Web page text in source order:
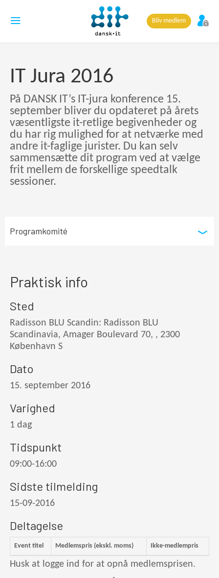
Bliv medlem
IT Jura 2016
På DANSK IT’s IT-jura konference 15.
september bliver du opdateret på årets
væsentligste it-retlige begivenheder og
du har rig mulighed for at netværke med
andre it-faglige jurister. Du kan selv
sammensætte dit program ved at vælge
frit mellem de forskellige speedtalk
sessioner.
Programkomité
Praktisk info
Sted
Radisson BLU Scandin: Radisson BLU
Scandinavia, Amager Boulevard 70, , 2300
København S
Dato
15. september 2016
Varighed
1 dag
Tidspunkt
09:00-16:00
Sidste tilmelding
15-09-2016
Deltagelse
Event titel Medlemspris (ekskl. moms) Ikke-medlempris
Husk at logge ind for at opnå medlemsprisen.